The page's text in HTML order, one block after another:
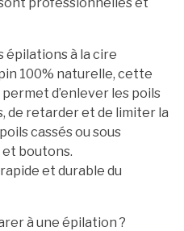
épilations à la cire
100% naturelle, cette
d’enlever les poils
de retarder et de limiter la
cassés ou sous
boutons.
et durable du
à une épilation ?